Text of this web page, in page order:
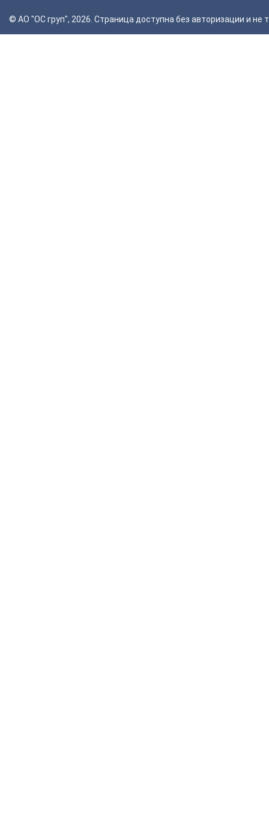
© АО "ОС груп", 2026. Страница доступна без авторизации и